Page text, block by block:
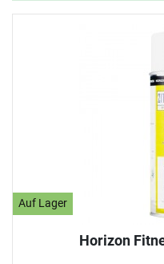
Auf Lager
Horizon